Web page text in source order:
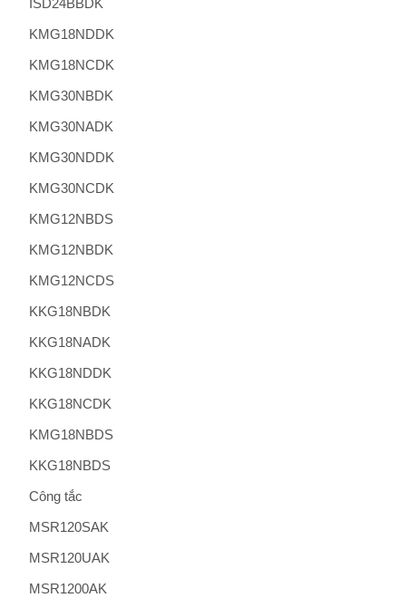
KMG18NDDK
KMG18NCDK
KMG30NBDK
KMG30NADK
KMG30NDDK
KMG30NCDK
KMG12NBDS
KMG12NBDK
KMG12NCDS
KKG18NBDK
KKG18NADK
KKG18NDDK
KKG18NCDK
KMG18NBDS
KKG18NBDS
Công tắc
MSR120SAK
MSR120UAK
MSR1200AK